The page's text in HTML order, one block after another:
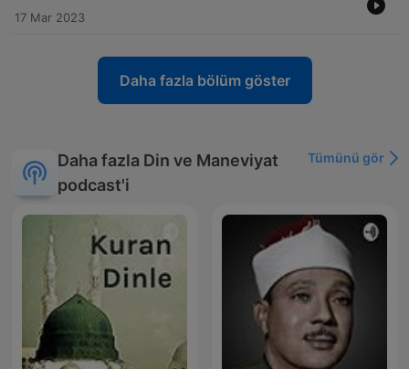
17 Mar 2023
Daha fazla bölüm göster
Daha fazla Din ve Maneviyat
podcast'i
Tümünü gör